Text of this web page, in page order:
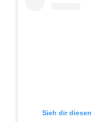
Sieh dir diesen